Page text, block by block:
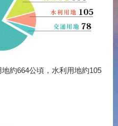
約664公頃，水利用地約105